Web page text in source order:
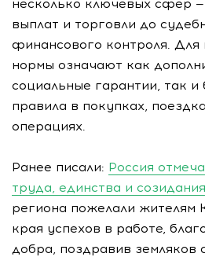
несколько ключевых сфер
выплат и торговли до
финансового контроля.
нормы означают как
социальные гарантии, так и
правила в покупках,
операциях.
Ранее писали: Россия
труда, единства и созидания
региона пожелали жителям
края успехов в работе,
добра, поздравив земляков